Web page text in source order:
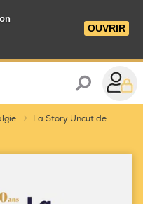
OUVRIR
La Story Uncut de